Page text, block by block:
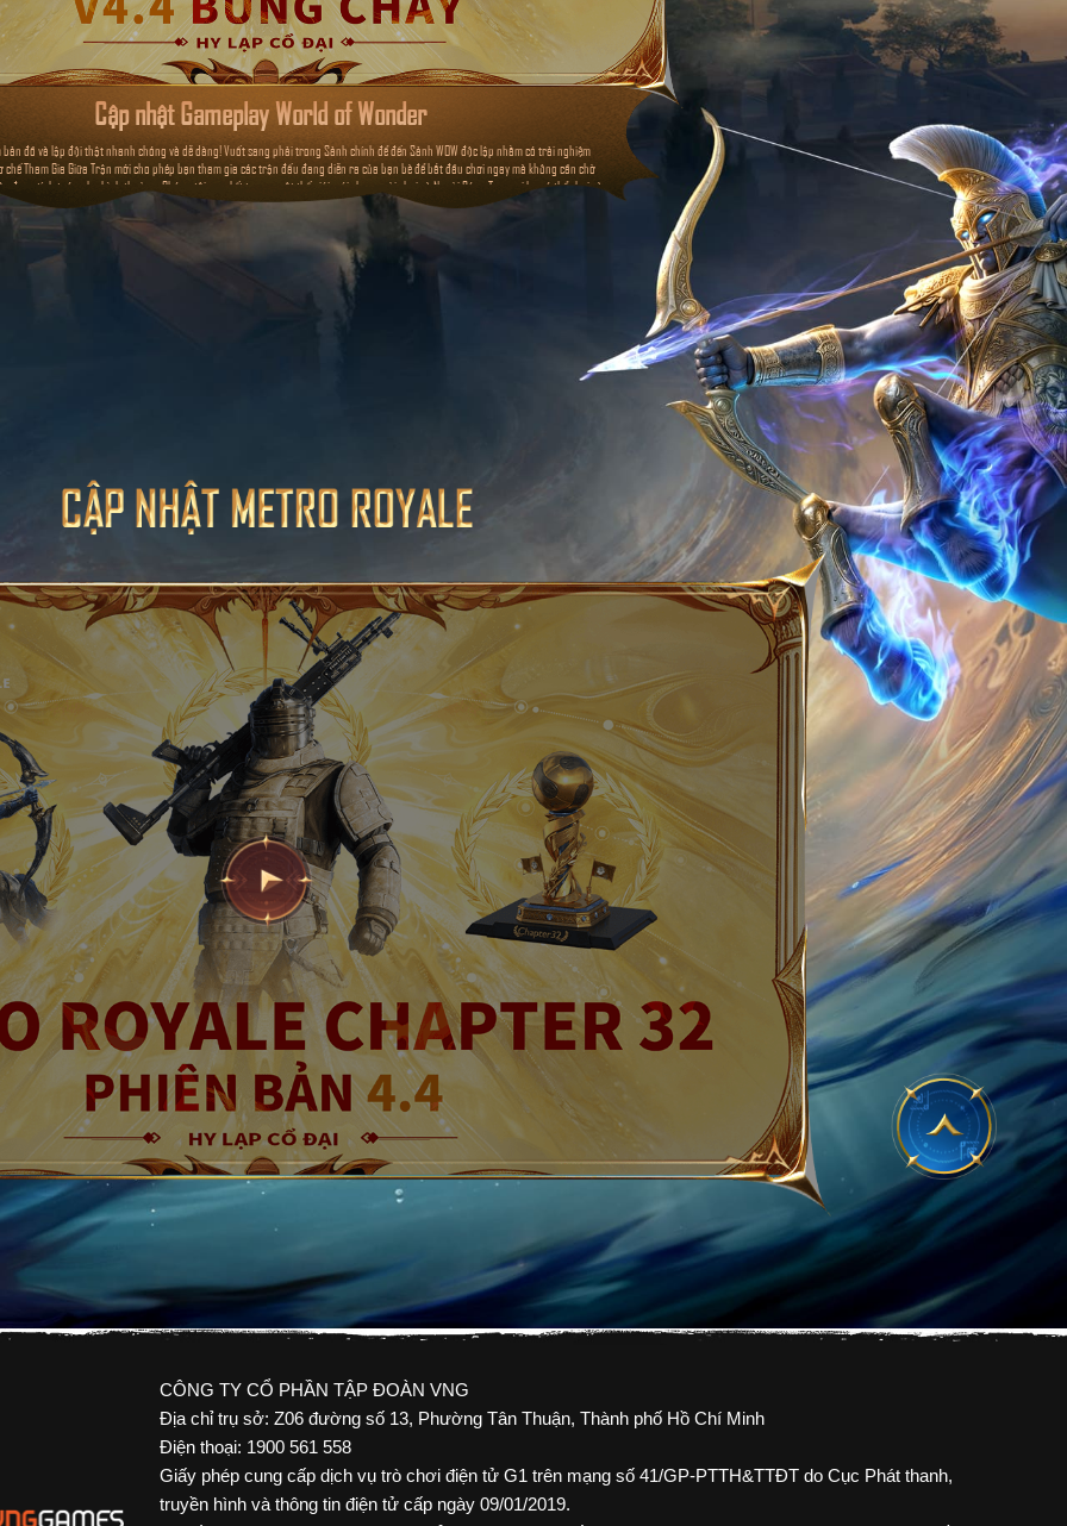
Cập nhật Gameplay World of Wonder
bản đồ và lập đội thật nhanh chóng và dễ dàng! Vuốt sang phải trong Sảnh chính để đến Sảnh WOW độc lập nhằm có trải nghiệm
chế Tham Gia Giữa Trận mới cho phép bạn tham gia các trận đấu đang diễn ra của bạn bè để bắt đầu chơi ngay mà không cần chờ
được tính toán như bình thường. Chúng tôi cam kết tạo ra một thế giới mới cho người chơi và Người Sáng Tạo, nơi họ có thể chơi và
khám phá ngay lập tức!
CÔNG TY CỔ PHẦN TẬP ĐOÀN VNG
Địa chỉ trụ sở: Z06 đường số 13, Phường Tân Thuận, Thành phố Hồ Chí Minh
Điện thoại: 1900 561 558
Giấy phép cung cấp dịch vụ trò chơi điện tử G1 trên mạng số 41/GP-PTTH&TTĐT do Cục Phát thanh,
truyền hình và thông tin điện tử cấp ngày 09/01/2019.